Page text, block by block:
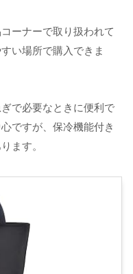
ーナーで取り扱われて
い場所で購入できま
で必要なときに便利で
ですが、保冷機能付き
ます。